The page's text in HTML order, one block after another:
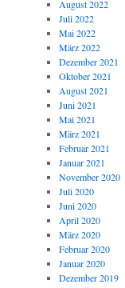
August 2022
Juli 2022
Mai 2022
März 2022
Dezember 2021
Oktober 2021
August 2021
Juni 2021
Mai 2021
März 2021
Februar 2021
Januar 2021
November 2020
Juli 2020
Juni 2020
April 2020
März 2020
Februar 2020
Januar 2020
Dezember 2019